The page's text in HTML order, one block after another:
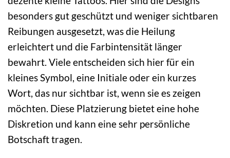
besonders gut geschützt und weniger sichtbaren
Reibungen ausgesetzt, was die Heilung
erleichtert und die Farbintensität länger
bewahrt. Viele entscheiden sich hier für ein
kleines Symbol, eine Initiale oder ein kurzes
Wort, das nur sichtbar ist, wenn sie es zeigen
möchten. Diese Platzierung bietet eine hohe
Diskretion und kann eine sehr persönliche
Botschaft tragen.